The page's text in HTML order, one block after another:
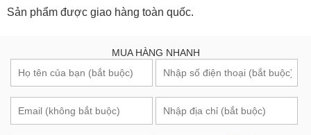
Sản phẩm được giao hàng toàn quốc.
MUA HÀNG NHANH